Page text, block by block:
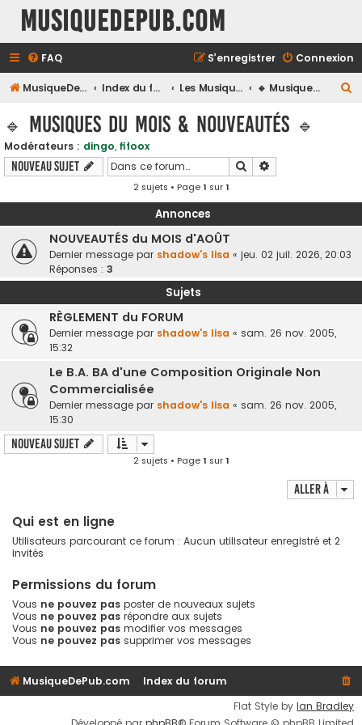
MusiqueDePub.com
FAQ Connexion
S’enregistrer
MusiqueDePub.com Index du forum Les Musiques De Pubs 🔹 Musiques du Mois & Nouveautés 🔹
🔹 Musiques du Mois & Nouveautés 🔹
Modérateurs : dingo, fifoox
Nouveau sujet Rechercher
2 sujets • Page1 sur1
Annonces
NOUVEAUTÉS du MOIS d'AOÛT
Dernier message par shadow's lisa « jeu. 02 juil. 2026, 20:03
Réponses : 3
Sujets
RÈGLEMENT du FORUM
Dernier message par shadow's lisa « sam. 26 nov. 2005,
15:32
Le B.A. BA d'une Composition Originale Non
Commercialisée
Dernier message par shadow's lisa « sam. 26 nov. 2005,
15:30
Nouveau sujet
2 sujets • Page1 sur1
Aller à
Qui est en ligne
Utilisateurs parcourant ce forum : Aucun utilisateur enregistré et 2
invités
Permissions du forum
Vous ne pouvez pas poster de nouveaux sujets
Vous ne pouvez pas répondre aux sujets
Vous ne pouvez pas modifier vos messages
Vous ne pouvez pas supprimer vos messages
MusiqueDePub.com
Index du forum
Flat Style by Ian Bradley